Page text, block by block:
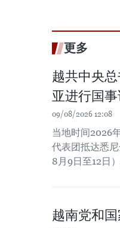
更多
越共中央
亚进行国事
09/08/2026 12:08
当地时间2026
代表团抵达悉
8月9日至12日）
越南党和